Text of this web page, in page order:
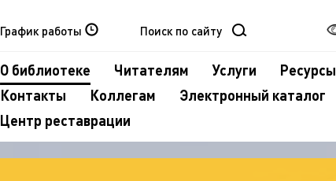
График работы
О библиотеке Читателям Услуги Ресурсы
Контакты
Коллегам
Электронный каталог
Центр реставрации